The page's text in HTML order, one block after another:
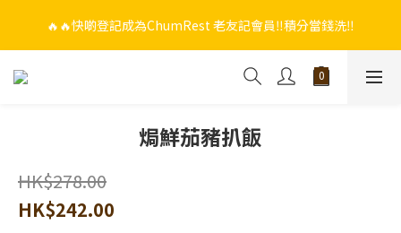
🔥🔥快啲登記成為ChumRest 老友記會員‼️積分當錢洗‼️
🔥🔥快啲登記成為ChumRest 老友記會員‼️積分當錢洗‼️
🎁🤩🤩超值優惠：網上下單選用~(銀行轉帳／FPS)為付款方式，滿
$988 即可免費獲贈手工紫蘇雞皮蝦（6串）價值$288‼️
🔥🔥快啲登記成為ChumRest 老友記會員‼️積分當錢洗‼️
焗鮮茄豬扒飯
HK$278.00
HK$242.00